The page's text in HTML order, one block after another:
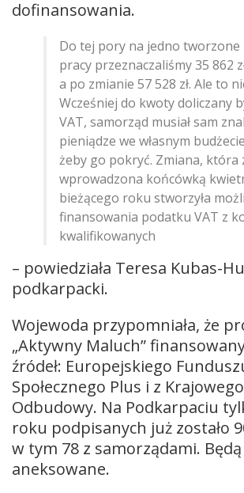
dofinansowania.
Do tej pory na jedno tworzone
pracy przeznaczaliśmy 35 862
a po zmianie 57 528 zł. Ale to
Wcześniej do kwoty doliczany
VAT, samorząd musiał sam
pieniądze we własnym
żeby go pokryć. Zmiana, która
wprowadzona końcówką
bieżącego roku stworzyła
finansowania podatku VAT z
kwalifikowanych
– powiedziała Teresa Kubas-
podkarpacki.
Wojewoda przypomniała, że
„Aktywny Maluch”
źródeł: Europejskiego
Społecznego Plus i z
Odbudowy. Na Podkarpaciu
roku podpisanych już zostało
w tym 78 z samorządami.
aneksowane.